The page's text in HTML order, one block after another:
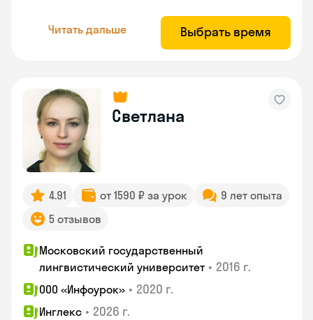
Читать дальше Выбрать время
Светлана
4.91 от 1590 ₽ за урок
9 лет опыта
5 отзывов
Московский государственный
лингвистический университет • 2016 г.
ООО «Инфоурок» • 2020 г.
Инглекс • 2026 г.